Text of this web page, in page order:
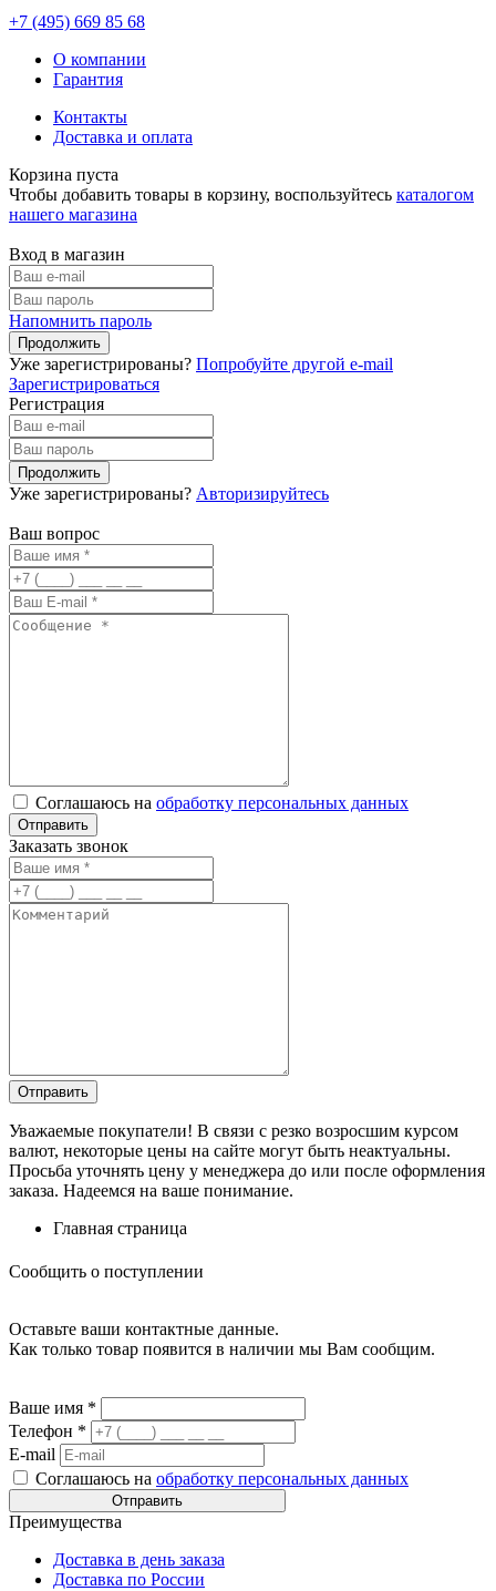
+7 (495) 669 85 68
О компании
Гарантия
Контакты
Доставка и оплата
Корзина пуста
Чтобы добавить товары в корзину, воспользуйтесь каталогом
нашего магазина
Вход в магазин
Напомнить пароль
Уже зарегистрированы? Попробуйте другой e-mail
Зарегистрироваться
Регистрация
Уже зарегистрированы? Авторизируйтесь
Ваш вопрос
Соглашаюсь на обработку персональных данных
Заказать звонок
Уважаемые покупатели! В связи с резко возросшим курсом
валют, некоторые цены на сайте могут быть неактуальны.
Просьба уточнять цену у менеджера до или после оформления
заказа. Надеемся на ваше понимание.
Главная страница
Сообщить о поступлении
Оставьте ваши контактные данные.
Как только товар появится в наличии мы Вам сообщим.
Ваше имя *
Телефон *
E-mail
Соглашаюсь на обработку персональных данных
Преимущества
Доставка в день заказа
Доставка по России